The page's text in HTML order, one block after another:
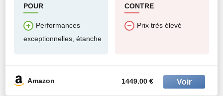
POUR
Performances
exceptionnelles, étanche
CONTRE
Prix très élevé
Amazon 1449.00 €